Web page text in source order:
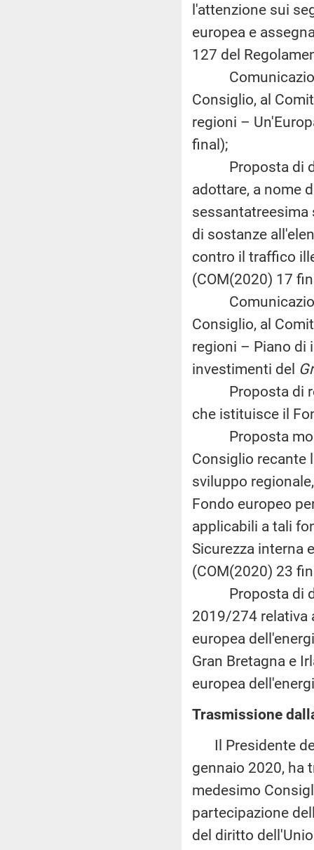
l'attenzione sui
europea e
127 del
Comunicazione
Consiglio, al
regioni –
final);
Proposta di
adottare, a nome
di sostanze
contro il traffico
(COM(2020) 17
Comunicazione
Consiglio, al
regioni – Piano di
investimenti del
Proposta di
che istituisce il
Proposta
Consiglio recante
sviluppo
Fondo europeo
applicabili a tali
Sicurezza interna
(COM(2020) 23
Proposta di
2019/274 relativa
europea
Gran Bretagna e
europea
Trasmissione
Il Presidente del
gennaio 2020, ha
medesimo
partecipazione
del diritto